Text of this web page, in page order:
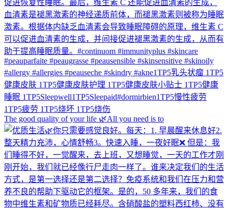
The good quality of your life 🌿All you need is to